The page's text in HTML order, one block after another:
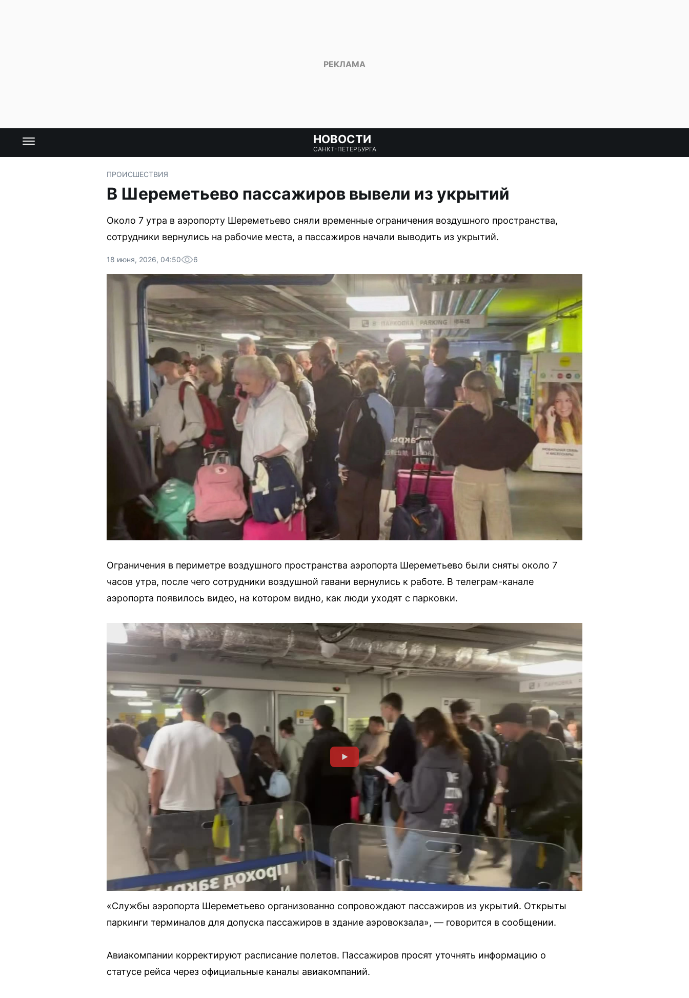
НОВОСТИ
САНКТ-ПЕТЕРБУРГА
ПРОИСШЕСТВИЯ
В Шереметьево пассажиров вывели из укрытий
Около 7 утра в аэропорту Шереметьево сняли временные ограничения воздушного пространства,
сотрудники вернулись на рабочие места, а пассажиров начали выводить из укрытий.
18 июня, 2026, 04:50 6
Ограничения в периметре воздушного пространства аэропорта Шереметьево были сняты около 7
часов утра, после чего сотрудники воздушной гавани вернулись к работе. В телеграм-канале
аэропорта появилось видео, на котором видно, как люди уходят с парковки.
«Службы аэропорта Шереметьево организованно сопровождают пассажиров из укрытий. Открыты
паркинги терминалов для допуска пассажиров в здание аэровокзала», — говорится в сообщении.
Авиакомпании корректируют расписание полетов. Пассажиров просят уточнять информацию о
статусе рейса через официальные каналы авиакомпаний.